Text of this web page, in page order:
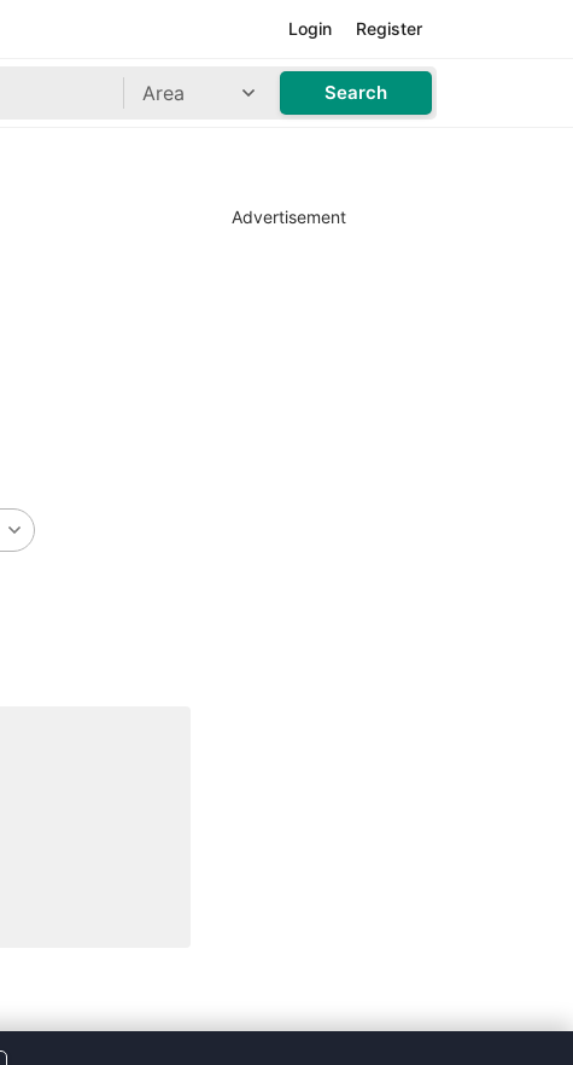
Register
Login
Area Search
Advertisement